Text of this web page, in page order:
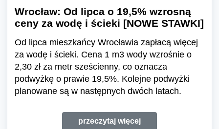
Wrocław: Od lipca o 19,5% wzrosną
ceny za wodę i ścieki [NOWE STAWKI]
Od lipca mieszkańcy Wrocławia zapłacą więcej
za wodę i ścieki. Cena 1 m3 wody wzrośnie o
2,30 zł za metr sześcienny, co oznacza
podwyżkę o prawie 19,5%. Kolejne podwyżki
planowane są w następnych dwóch latach.
przeczytaj więcej